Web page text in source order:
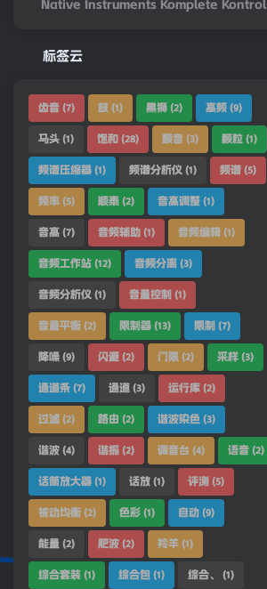
Native Instruments Komplete Kontrol v3.5.4-bobdule WiN
标签云
齿音 (7) 鼓 (1) 黑狮 (2) 高频 (9)
马头 (1) 饱和 (28) 颤音 (3) 颗粒 (1)
频谱压缩器 (1) 频谱分析仪 (1) 频谱 (5)
频率 (5) 顺泰 (2) 音高调整 (1)
音高 (7) 音频辅助 (1) 音频编辑 (1)
音频工作站 (12) 音频分离 (3)
音频分析仪 (1) 音量控制 (1)
音量平衡 (2) 限制器 (13) 限制 (7)
降噪 (9) 闪避 (2) 门限 (2) 采样 (3)
通道条 (7) 通道 (3) 运行库 (2)
过滤 (2) 路由 (2) 谐波染色 (3)
谐波 (4) 谐振 (2) 调音台 (4) 语音 (2)
话筒放大器 (1) 话放 (1) 评测 (5)
被动均衡 (2) 色彩 (1) 自动 (9)
能量 (2) 肥波 (2) 羚羊 (1)
综合套装 (1) 综合包 (1) 综合、 (1)